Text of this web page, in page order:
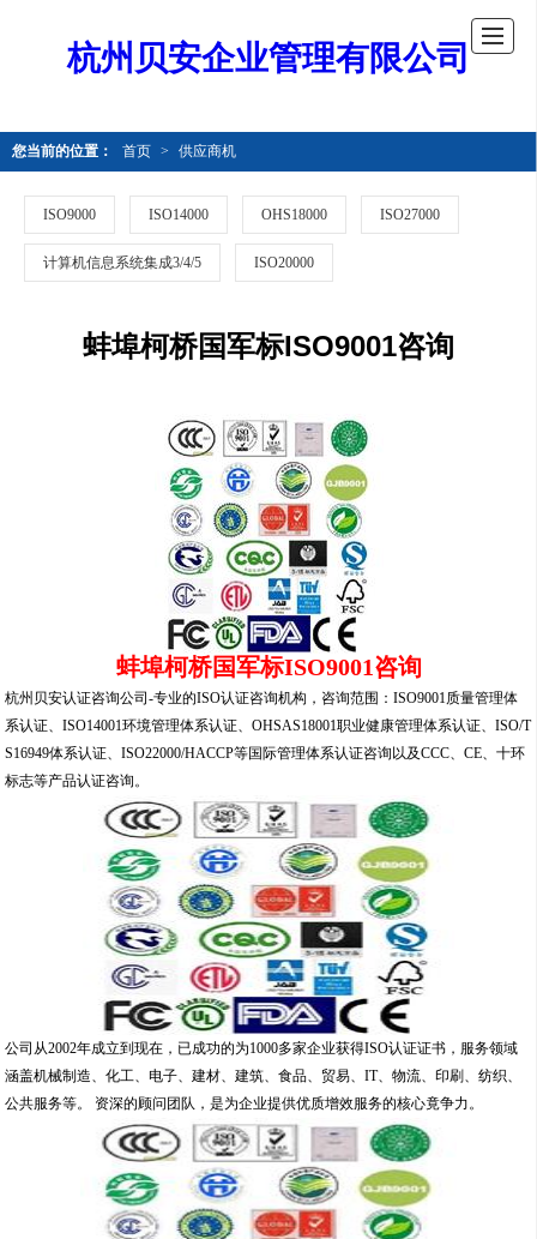
杭州贝安企业管理有限公司
您当前的位置： 首页 > 供应商机
ISO9000 ISO14000 OHS18000 ISO27000
计算机信息系统集成3/4/5 ISO20000
蚌埠柯桥国军标ISO9001咨询
蚌埠柯桥国军标ISO9001咨询
杭州贝安认证咨询公司-专业的ISO认证咨询机构，咨询范围：ISO9001质量管理体
系认证、ISO14001环境管理体系认证、OHSAS18001职业健康管理体系认证、ISO/T
S16949体系认证、ISO22000/HACCP等国际管理体系认证咨询以及CCC、CE、十环
标志等产品认证咨询。
公司从2002年成立到现在，已成功的为1000多家企业获得ISO认证证书，服务领域
涵盖机械制造、化工、电子、建材、建筑、食品、贸易、IT、物流、印刷、纺织、
公共服务等。 资深的顾问团队，是为企业提供优质增效服务的核心竟争力。